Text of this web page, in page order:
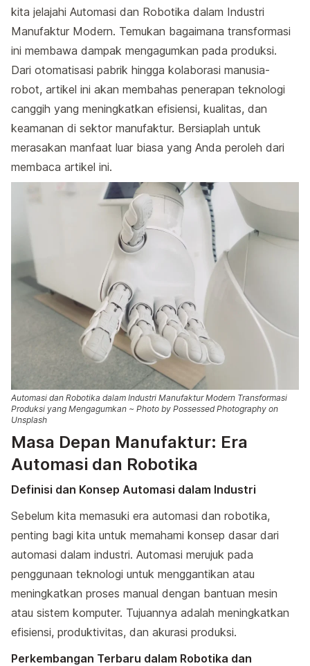
kita jelajahi Automasi dan Robotika dalam Industri
Manufaktur Modern. Temukan bagaimana transformasi
ini membawa dampak mengagumkan pada produksi.
Dari otomatisasi pabrik hingga kolaborasi manusia-
robot, artikel ini akan membahas penerapan teknologi
canggih yang meningkatkan efisiensi, kualitas, dan
keamanan di sektor manufaktur. Bersiaplah untuk
merasakan manfaat luar biasa yang Anda peroleh dari
membaca artikel ini.
Automasi dan Robotika dalam Industri Manufaktur Modern Transformasi
Produksi yang Mengagumkan ~ Photo by Possessed Photography on
Unsplash
Masa Depan Manufaktur: Era
Automasi dan Robotika
Definisi dan Konsep Automasi dalam Industri
Sebelum kita memasuki era automasi dan robotika,
penting bagi kita untuk memahami konsep dasar dari
automasi dalam industri. Automasi merujuk pada
penggunaan teknologi untuk menggantikan atau
meningkatkan proses manual dengan bantuan mesin
atau sistem komputer. Tujuannya adalah meningkatkan
efisiensi, produktivitas, dan akurasi produksi.
Perkembangan Terbaru dalam Robotika dan